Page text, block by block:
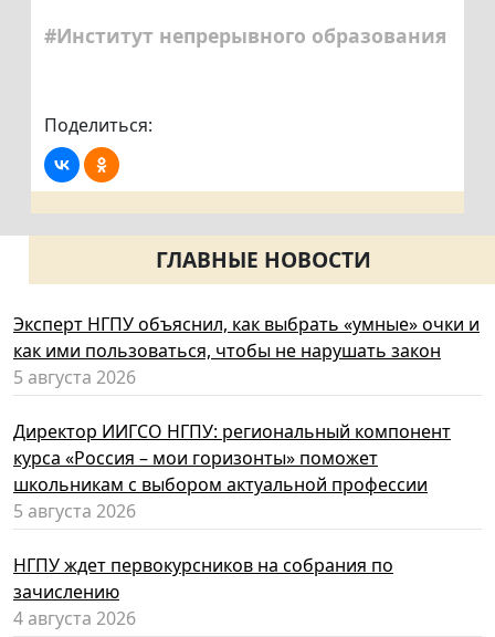
#Институт непрерывного образования
Поделиться:
ГЛАВНЫЕ НОВОСТИ
Эксперт НГПУ объяснил, как выбрать «умные» очки и
как ими пользоваться, чтобы не нарушать закон
5 августа 2026
Директор ИИГСО НГПУ: региональный компонент
курса «Россия – мои горизонты» поможет
школьникам с выбором актуальной профессии
5 августа 2026
НГПУ ждет первокурсников на собрания по
зачислению
4 августа 2026